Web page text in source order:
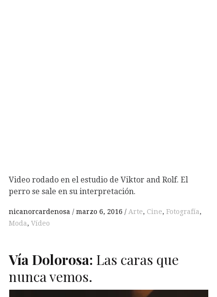
Video rodado en el estudio de Viktor and Rolf. El
perro se sale en su interpretación.
nicanorcardenosa marzo 6, 2016 Arte, Cine, Fotografía,
Moda, Vídeo
Vía Dolorosa: Las caras que
nunca vemos.